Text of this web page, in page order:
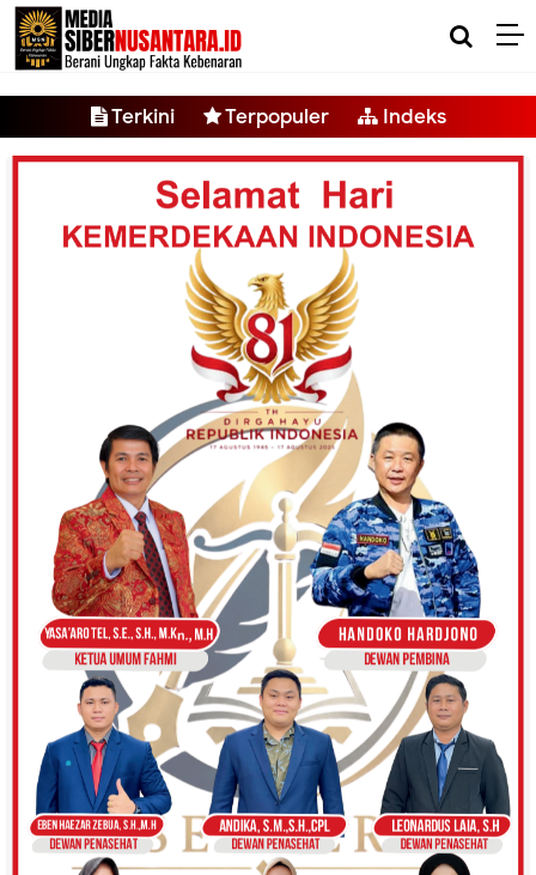
-->
Terkini Terpopuler Indeks